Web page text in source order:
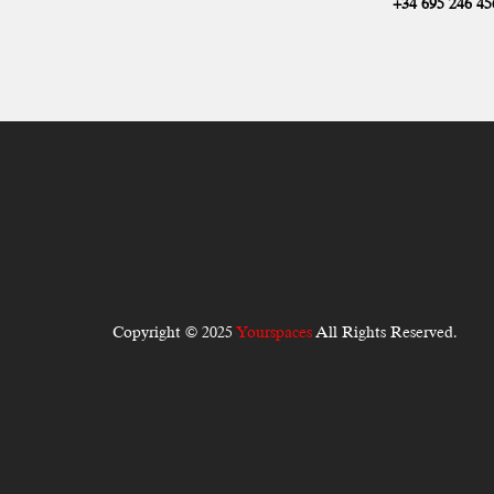
Copyright © 2025 YourspacesAll Rights Reserved.